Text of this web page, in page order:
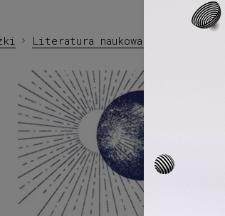
Literatura naukowa i podręczniki